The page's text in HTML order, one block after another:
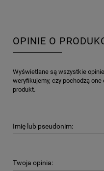
OPINIE O
Wyświetlane są wszystkie
weryfikujemy, czy pochodzą
produkt.
Imię lub pseudonim:
Twoja opinia: